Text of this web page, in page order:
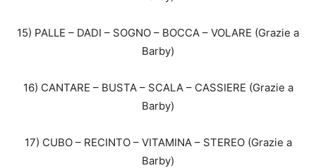
15) PALLE – DADI – SOGNO – BOCCA – VOLARE (Grazie a
Barby)
16) CANTARE – BUSTA – SCALA – CASSIERE (Grazie a
Barby)
17) CUBO – RECINTO – VITAMINA – STEREO (Grazie a
Barby)